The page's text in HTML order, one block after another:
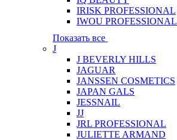
IRISK PROFESSIONAL
IWOU PROFESSIONAL
Показать все
J
J BEVERLY HILLS
JAGUAR
JANSSEN COSMETICS
JAPAN GALS
JESSNAIL
JJ
JRL PROFESSIONAL
JULIETTE ARMAND